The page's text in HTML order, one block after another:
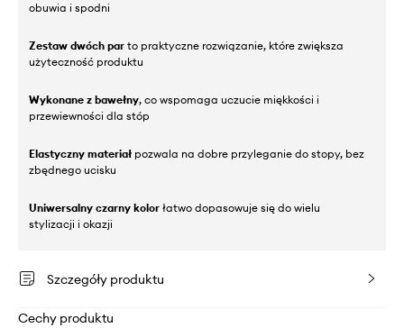
obuwia i spodni
Zestaw dwóch par to praktyczne rozwiązanie, które zwiększa
użyteczność produktu
Wykonane z bawełny, co wspomaga uczucie miękkości i
przewiewności dla stóp
Elastyczny materiał pozwala na dobre przyleganie do stopy, bez
zbędnego ucisku
Uniwersalny czarny kolor łatwo dopasowuje się do wielu
stylizacji i okazji
Szczegóły produktu
Cechy produktu